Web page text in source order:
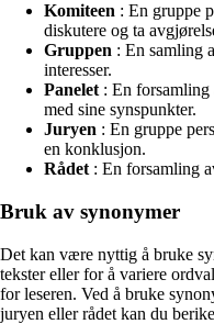
Komiteen : En gruppe
diskutere og ta
Gruppen : En samling
interesser.
Panelet : En forsamling
med sine synspunkter.
Juryen : En gruppe
en konklusjon.
Rådet : En forsamling
Bruk av synonymer
Det kan være nyttig å bruke
tekster eller for å variere
for leseren. Ved å bruke
juryen eller rådet kan du